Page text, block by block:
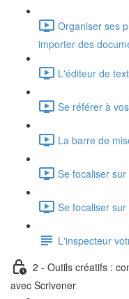
Organiser ses
importer des
L'éditeur de
Se référer à
La barre de
Se focaliser
Se focaliser
L'inspecteur
2 - Outils créatifs :
avec Scrivener